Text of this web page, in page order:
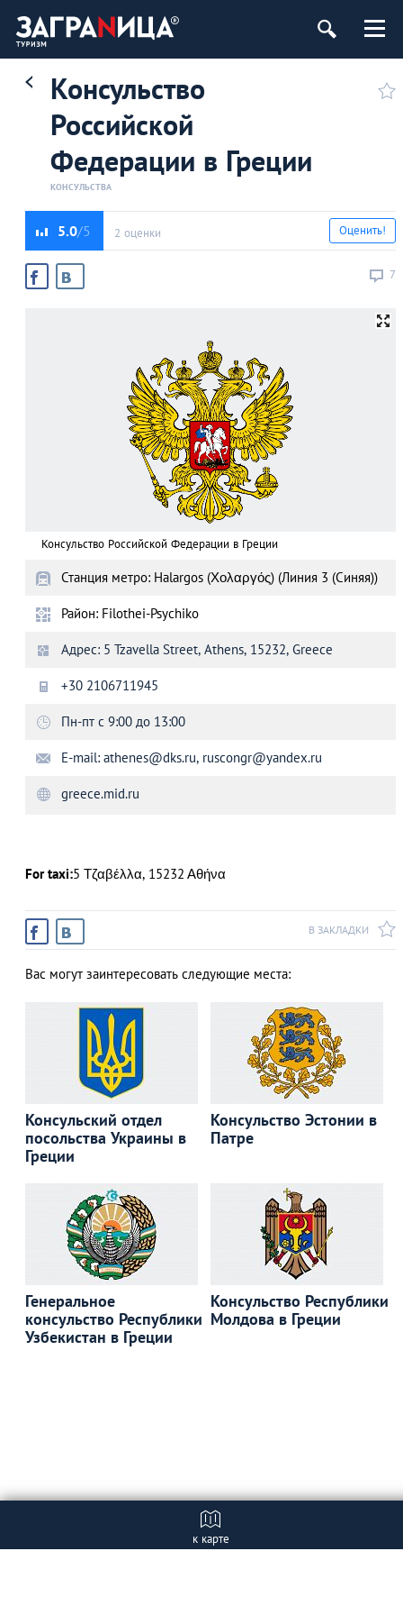
Консульство
Российской
Федерации в Греции
КОНСУЛЬСТВА
5.0 2 оценки
7
Оценить!
Консульство Российской Федерации в Греции
Станция метро: Halargos (Χολαργός) (Линия 3 (Синяя))
Район: Filothei-Psychiko
Адрес: 5 Tzavella Street, Athens, 15232, Greece
+30 2106711945
Пн-пт с 9:00 до 13:00
E-mail: athenes@dks.ru, ruscongr@yandex.ru
greece.mid.ru
For taxi:5 Τζαβέλλα, 15232 Αθήνα
В ЗАКЛАДКИ
Вас могут заинтересовать следующие места:
Консульский отдел
посольства Украины в
Греции
Консульство Эстонии в
Патре
Генеральное
консульство Республики
Узбекистан в Греции
Консульство Республики
Молдова в Греции
к карте